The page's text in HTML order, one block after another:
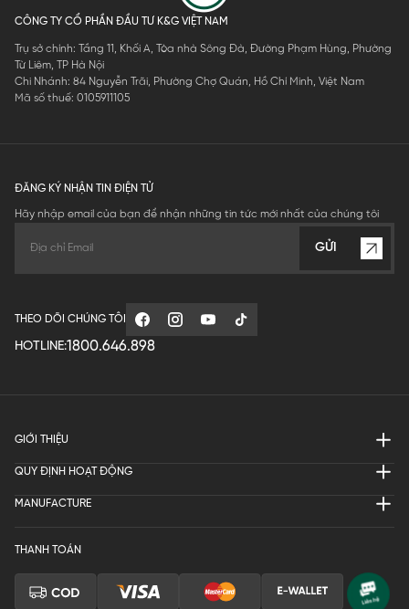
CÔNG TY CỔ PHẦN ĐẦU TƯ K&G VIỆT NAM
Trụ sở chính: Tầng 11, Khối A, Tòa nhà Sông Đà, Đường Phạm Hùng, Phường
Từ Liêm, TP Hà Nội
Chi Nhánh: 84 Nguyễn Trãi, Phường Chợ Quán, Hồ Chí Minh, Việt Nam
Mã số thuế: 0105911105
ĐĂNG KÝ NHẬN TIN ĐIỆN TỬ
Hãy nhập email của bạn để nhận những tin tức mới nhất của chúng tôi
GỬI
THEO DÕI CHÚNG TÔI
HOTLINE:1800.646.898
GIỚI THIỆU
QUY ĐỊNH HOẠT ĐỘNG
MANUFACTURE
THANH TOÁN